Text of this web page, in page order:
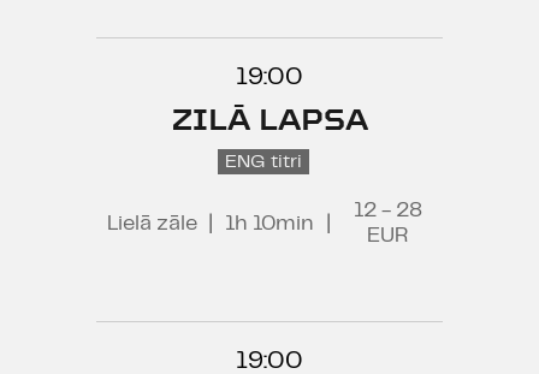
19:00
ZILĀ LAPSA
ENG titri
Lielā zāle 1h 10min
12 - 28
EUR
19:00